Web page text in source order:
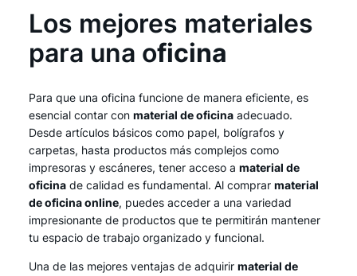
Los mejores materiales
para una oficina
Para que una oficina funcione de manera eficiente, es
esencial contar con material de oficina adecuado.
Desde artículos básicos como papel, bolígrafos y
carpetas, hasta productos más complejos como
impresoras y escáneres, tener acceso a material de
oficina de calidad es fundamental. Al comprar material
de oficina online, puedes acceder a una variedad
impresionante de productos que te permitirán mantener
tu espacio de trabajo organizado y funcional.
Una de las mejores ventajas de adquirir material de